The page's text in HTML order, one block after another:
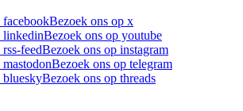
facebookBezoek ons op x
linkedinBezoek ons op youtube
feedBezoek ons op instagram
Bezoek ons op telegram
blueskyBezoek ons op threads